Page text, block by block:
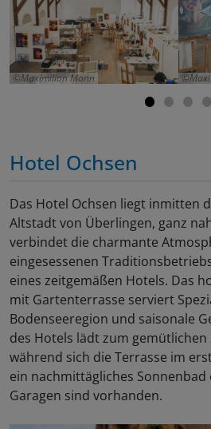
Maximilian Mann
Hotel Ochsen
Das Hotel Ochsen liegt inmitten
Altstadt von Überlingen, ganz
verbindet die charmante
eingesessenen
eines zeitgemäßen Hotels. Das
mit Gartenterrasse serviert
Bodenseeregion und saisonale
des Hotels lädt zum gemütlichen
während sich die Terrasse im
ein nachmittägliches
Garagen sind vorhanden.